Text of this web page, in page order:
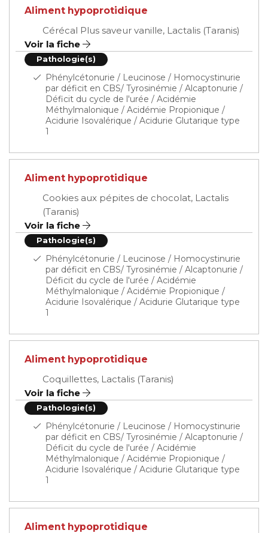
Aliment hypoprotidique
Cérécal Plus saveur vanille, Lactalis (Taranis)
Voir la fiche
Pathologie(s)
Phénylcétonurie / Leucinose / Homocystinurie
par déficit en CBS/ Tyrosinémie / Alcaptonurie /
Déficit du cycle de l'urée / Acidémie
Méthylmalonique / Acidémie Propionique /
Acidurie Isovalérique / Acidurie Glutarique type
1
Aliment hypoprotidique
Cookies aux pépites de chocolat, Lactalis
(Taranis)
Voir la fiche
Pathologie(s)
Phénylcétonurie / Leucinose / Homocystinurie
par déficit en CBS/ Tyrosinémie / Alcaptonurie /
Déficit du cycle de l'urée / Acidémie
Méthylmalonique / Acidémie Propionique /
Acidurie Isovalérique / Acidurie Glutarique type
1
Aliment hypoprotidique
Coquillettes, Lactalis (Taranis)
Voir la fiche
Pathologie(s)
Phénylcétonurie / Leucinose / Homocystinurie
par déficit en CBS/ Tyrosinémie / Alcaptonurie /
Déficit du cycle de l'urée / Acidémie
Méthylmalonique / Acidémie Propionique /
Acidurie Isovalérique / Acidurie Glutarique type
1
Aliment hypoprotidique